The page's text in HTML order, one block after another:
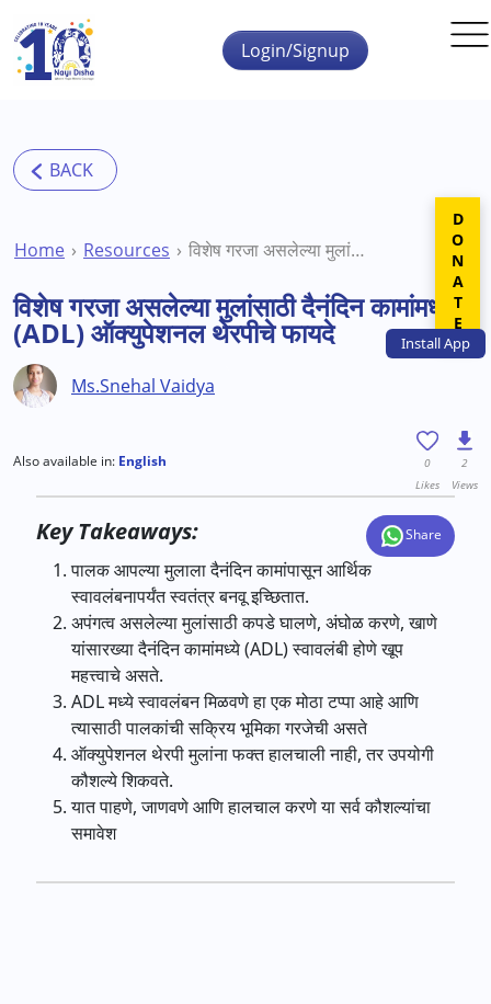
Skip to main content
InstallApp
Login/Signup
Home Resources विशेष गरजा असलेल्या मुलांसाठी दैनंदिन कामांमध्ये (ADL) ऑक्युपेशनल थेरपीचे फायदे
विशेष गरजा असलेल्या मुलांसाठी दैनंदिन कामांमध्ये
(ADL) ऑक्युपेशनल थेरपीचे फायदे
Ms.Snehal Vaidya
Also available in: English
0
Likes
2
Views
Key Takeaways: Share
पालकआपल्यामुलालादैनंदिनकामांपासूनआर्थिक
स्वावलंबनापर्यंतस्वतंत्रबनवूइच्छितात.
अपंगत्वअसलेल्यामुलांसाठीकपडेघालणे,अंघोळकरणे,खाणे
यांसारख्यादैनंदिनकामांमध्ये(ADL)स्वावलंबीहोणेखूप
महत्त्वाचेअसते.
ADLमध्येस्वावलंबनमिळवणेहाएकमोठाटप्पाआहेआणि
त्यासाठीपालकांचीसक्रियभूमिकागरजेचीअसते
ऑक्युपेशनलथेरपीमुलांनाफक्तहालचालीनाही,तरउपयोगी
कौशल्येशिकवते.
यातपाहणे,जाणवणेआणिहालचालकरणेयासर्वकौशल्यांचा
समावेश
DONATE